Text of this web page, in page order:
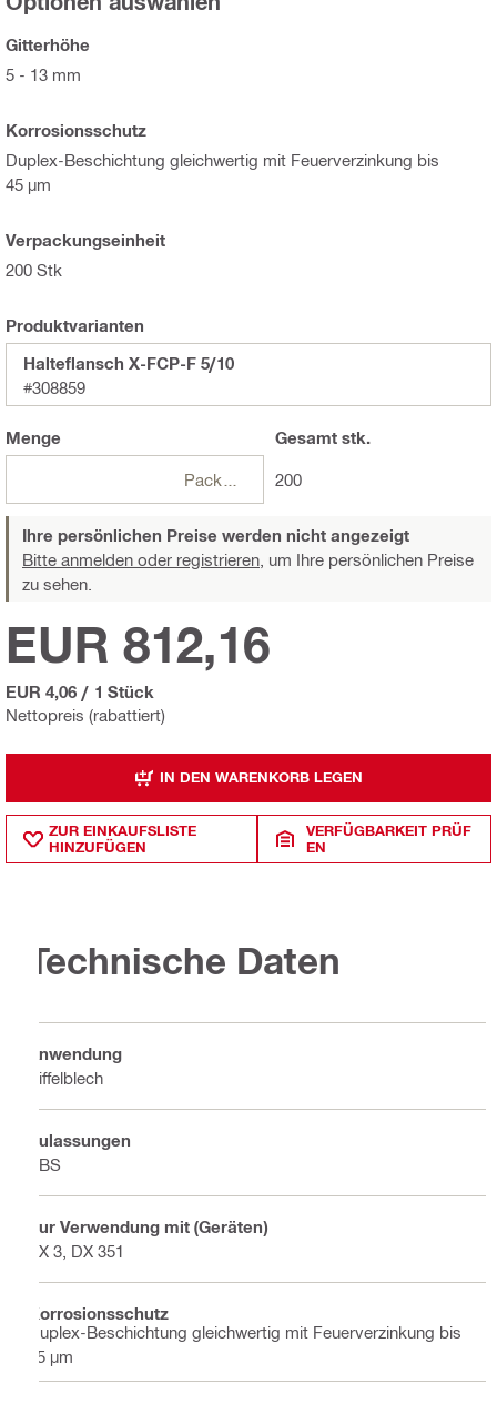
Gitterhöhe
5 - 13 mm
Korrosionsschutz
Duplex-Beschichtung gleichwertig mit Feuerverzinkung bis
45 µm
Verpackungseinheit
200 Stk
Produktvarianten
Halteflansch X-FCP-F 5/10
#308859
Menge
Packungen
Gesamtstk.
200
Ihre persönlichen Preise werden nicht angezeigt
Bitte anmelden oder registrieren, um Ihre persönlichen Preise
zu sehen.
Nettopreis (rabattiert)
EUR 812,16
EUR 4,06 / 1 Stück
IN DEN WARENKORB LEGEN
ZUR EINKAUFSLISTE
HINZUFÜGEN
VERFÜGBARKEIT PRÜF
EN
Technische Daten
Anwendung
Riffelblech
Zulassungen
ABS
Zur Verwendung mit (Geräten)
BX 3, DX 351
Korrosionsschutz
Duplex-Beschichtung gleichwertig mit Feuerverzinkung bis
45 µm